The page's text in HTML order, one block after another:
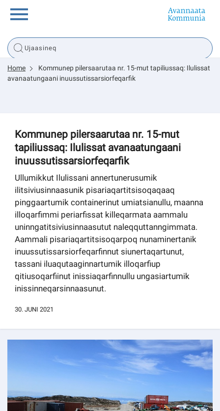
Innuttaasunut
Inuussutissarsiorneq
Tassaarsuaq
sullissivik.gl
Pilersaarutinut isaavik
Kommuni pillugu paasissutissat
Home
Kommunep pilersaarutaa nr. 15-mut tapiliussaq: Ilulissat
avanaatungaani inuussutissarsiorfeqarfik
Kommunep pilersaarutaa nr. 15-mut
tapiliussaq: Ilulissat avanaatungaani
inuussutissarsiorfeqarfik
Ullumikkut Ilulissani annertunerusumik
ilitsiviusinnaasunik pisariaqartitsisoqaqaaq
pinggaartumik containerinut umiatsianullu, maanna
illoqarfimmi periarfissat killeqarmata aammalu
uninngatitsiviusinnaasutut naleqquttanngimmata.
Aammali pisariaqartitsisoqarpoq nunaminertanik
inuussutissarsiorfeqarfinnut siunertaqartunut,
tassani iluaqutaaginnartumik illoqarfiup
qitiusoqarfiinut inissiaqarfinnullu ungasiartumik
inissinneqarsinnaasunut.
30. JUNI 2021